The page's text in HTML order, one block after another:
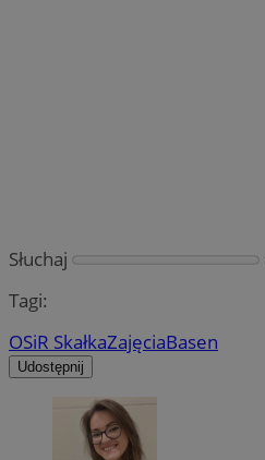
Słuchaj
Tagi:
OSiR SkałkaZajęciaBasen
Udostępnij